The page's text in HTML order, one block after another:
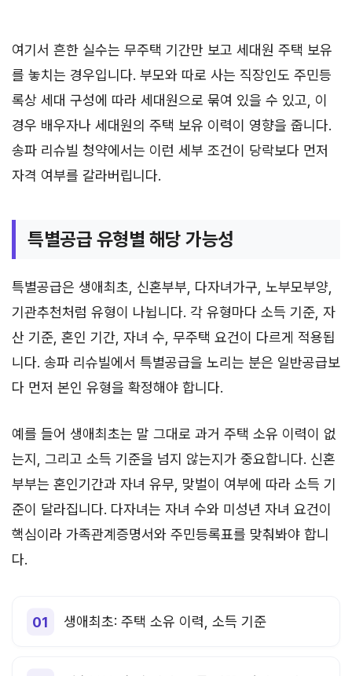
여기서 흔한 실수는 무주택 기간만 보고 세대원 주택 보유
를 놓치는 경우입니다. 부모와 따로 사는 직장인도 주민등
록상 세대 구성에 따라 세대원으로 묶여 있을 수 있고, 이
경우 배우자나 세대원의 주택 보유 이력이 영향을 줍니다.
송파 리슈빌 청약에서는 이런 세부 조건이 당락보다 먼저
자격 여부를 갈라버립니다.
특별공급 유형별 해당 가능성
특별공급은 생애최초, 신혼부부, 다자녀가구, 노부모부양,
기관추천처럼 유형이 나뉩니다. 각 유형마다 소득 기준, 자
산 기준, 혼인 기간, 자녀 수, 무주택 요건이 다르게 적용됩
니다. 송파 리슈빌에서 특별공급을 노리는 분은 일반공급보
다 먼저 본인 유형을 확정해야 합니다.
예를 들어 생애최초는 말 그대로 과거 주택 소유 이력이 없
는지, 그리고 소득 기준을 넘지 않는지가 중요합니다. 신혼
부부는 혼인기간과 자녀 유무, 맞벌이 여부에 따라 소득 기
준이 달라집니다. 다자녀는 자녀 수와 미성년 자녀 요건이
핵심이라 가족관계증명서와 주민등록표를 맞춰봐야 합니
다.
생애최초: 주택 소유 이력, 소득 기준